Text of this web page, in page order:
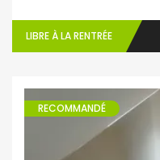
LIBRE À LA RENTRÉE
RECOMMANDÉ